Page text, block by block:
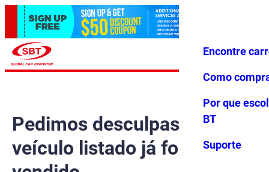
Favoritos Menu
Encontre
Como
Por que
BT
Suporte
Pedimos desculpas, mas o
veículo listado já foi